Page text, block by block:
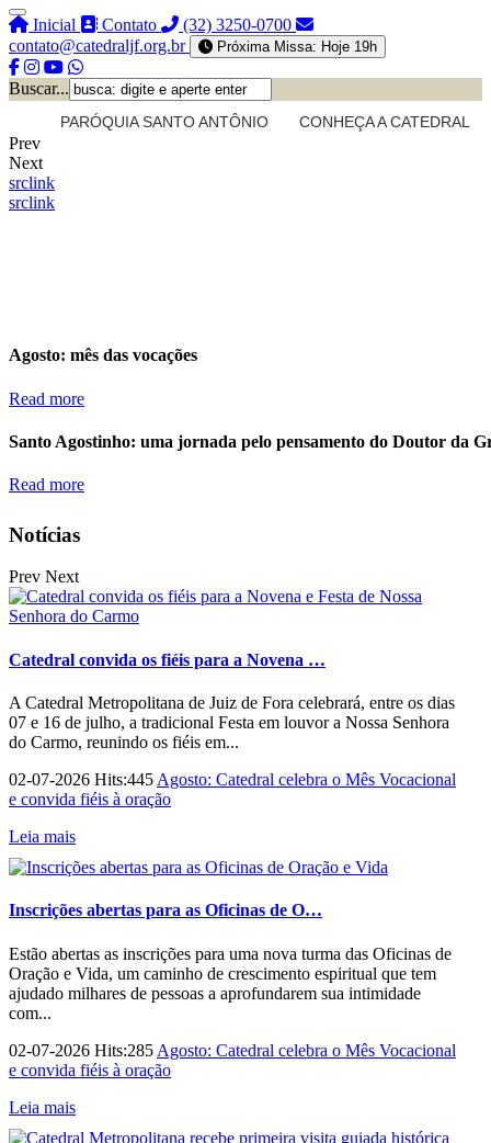
Inicial Contato
(32) 3250-0700
contato@catedraljf.org.br
Próxima Missa: Hoje 19h
Buscar...
PARÓQUIA SANTO ANTÔNIO CONHEÇA A CATEDRAL
Prev
Next
srclink
srclink
Agosto: mês das vocações
Read more
Santo Agostinho: uma jornada pelo pensamento do Doutor da
Read more
Notícias
Prev Next
Catedral convida os fiéis para a Novena …
A Catedral Metropolitana de Juiz de Fora celebrará, entre os dias
07 e 16 de julho, a tradicional Festa em louvor a Nossa Senhora
do Carmo, reunindo os fiéis em...
02-07-2026 Hits:445 Agosto: Catedral celebra o Mês Vocacional
e convida fiéis à oração
Leia mais
Inscrições abertas para as Oficinas de O…
Estão abertas as inscrições para uma nova turma das Oficinas de
Oração e Vida, um caminho de crescimento espiritual que tem
ajudado milhares de pessoas a aprofundarem sua intimidade
com...
02-07-2026 Hits:285 Agosto: Catedral celebra o Mês Vocacional
e convida fiéis à oração
Leia mais